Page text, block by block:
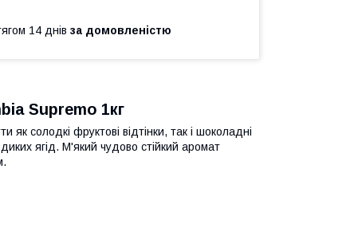
14 днів за домовленістю
Supremo 1кг
солодкі фруктові відтінки, так і шоколадні
ягід. М'який чудово стійкий аромат